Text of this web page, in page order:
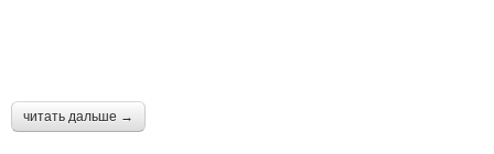
читать дальше →